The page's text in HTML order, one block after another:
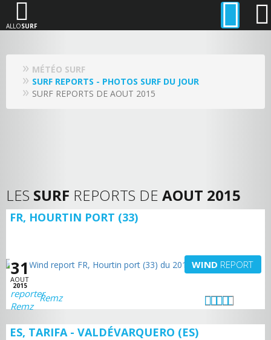
ALLOSURF
MÉTÉO SURF
SURF REPORTS - PHOTOS SURF DU JOUR
SURF REPORTS DE AOUT 2015
LES SURF REPORTS DE AOUT 2015
FR, HOURTIN PORT (33)
31
AOUT
2015
WIND REPORT
Remz
ES, TARIFA - VALDÉVARQUERO (ES)